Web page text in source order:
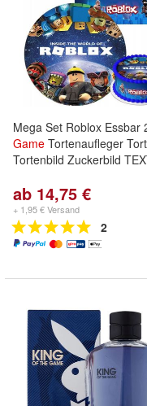
Mega Set Roblox Essbar
Game Tortenaufleger
Tortenbild Zuckerbild
ab 14,75 €
+ 1,95 € Versand
2